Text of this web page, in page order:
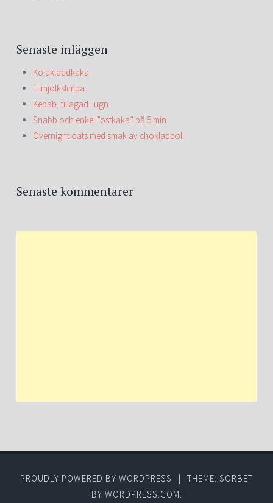
Senaste inläggen
Kolakladdkaka
Filmjölkslimpa
Kebab, tillagad i ugn
Snabb och enkel ”ostkaka” på 5 min
Overnight oats med smak av chokladboll
Senaste kommentarer
PROUDLY POWERED BY WORDPRESS |
THEME: SORBET
BY WORDPRESS.COM.